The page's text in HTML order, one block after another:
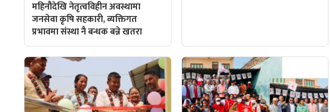
महिनौदेखि नेतृत्वविहीन अवस्थामा
जनसेवा कृषि सहकारी, व्यक्तिगत
प्रभावमा संस्था नै बन्धक बन्ने खतरा